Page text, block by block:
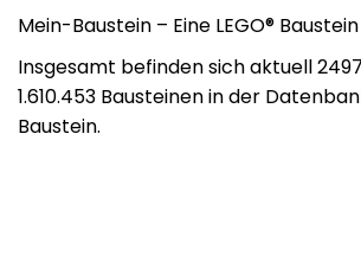
Mein-Baustein – Eine LEGO®
Insgesamt befinden sich aktuell
1.610.453 Bausteinen in der
Baustein.